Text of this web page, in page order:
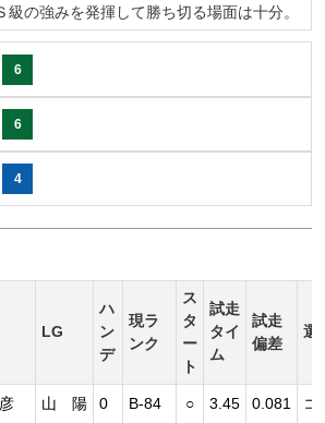
の強みを発揮して勝ち切る場面は十分。
6
6
4
LG
ハ
ン
デ
現ラ
ンク
ス
タ
ー
ト
試走
タイ
ム
試走
偏差
選
山 陽 0 B-84 ○ 3.45 0.081 コ